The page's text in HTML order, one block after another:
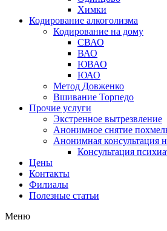
Химки
Кодирование алкоголизма
Кодирование на дому
СВАО
ВАО
ЮВАО
ЮАО
Метод Довженко
Вшивание Торпедо
Прочие услуги
Экстренное вытрезвление
Анонимное снятие
Анонимная консультация
Консультация
Цены
Контакты
Филиалы
Полезные статьи
Меню